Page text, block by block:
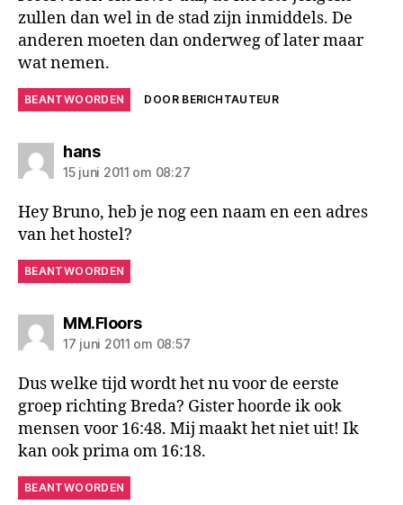
zullen dan wel in de stad zijn inmiddels. De
anderen moeten dan onderweg of later maar
wat nemen.
BEANTWOORDEN DOOR BERICHTAUTEUR
hanszegt:
15 juni 2011 om 08:27
Hey Bruno, heb je nog een naam en een adres
van het hostel?
BEANTWOORDEN
MM.Floorszegt:
17 juni 2011 om 08:57
Dus welke tijd wordt het nu voor de eerste
groep richting Breda? Gister hoorde ik ook
mensen voor 16:48. Mij maakt het niet uit! Ik
kan ook prima om 16:18.
BEANTWOORDEN